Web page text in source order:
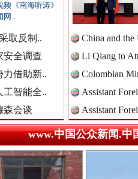
新闻网.
新闻网.
新闻网.
来 广州首
《南海听涛》
网..
取反制..
安全调查
力借助新..
工智能全..
森会谈
China and
Li Qiang to
Colombian
Assistant
Assistant
www.中国公众新闻.中